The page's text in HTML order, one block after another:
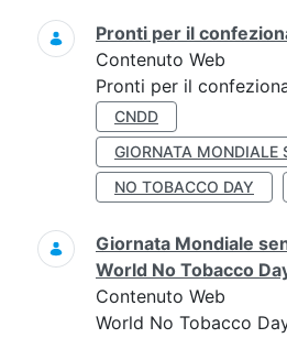
Pronti per il
Contenuto Web
Pronti per il
CNDD
GIORNATA MONDIALE
NO TOBACCO DAY
Giornata Mondiale
World No Tobacco
Contenuto Web
World No Tobacco